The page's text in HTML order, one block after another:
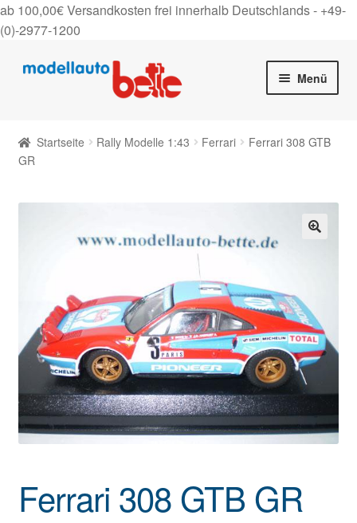
ab 100,00€ Versandkosten frei innerhalb Deutschlands - +49-
(0)-2977-1200
Zur
Zum
Menü
Shop
Gutscheine
Kontakt
Startseite Rally Modelle 1:43 Ferrari
Ferrari 308 GTB
GR
Ferrari 308 GTB GR